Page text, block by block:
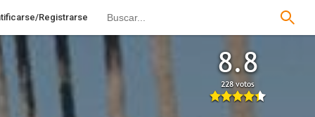
Registrarse
8.8
228 votos